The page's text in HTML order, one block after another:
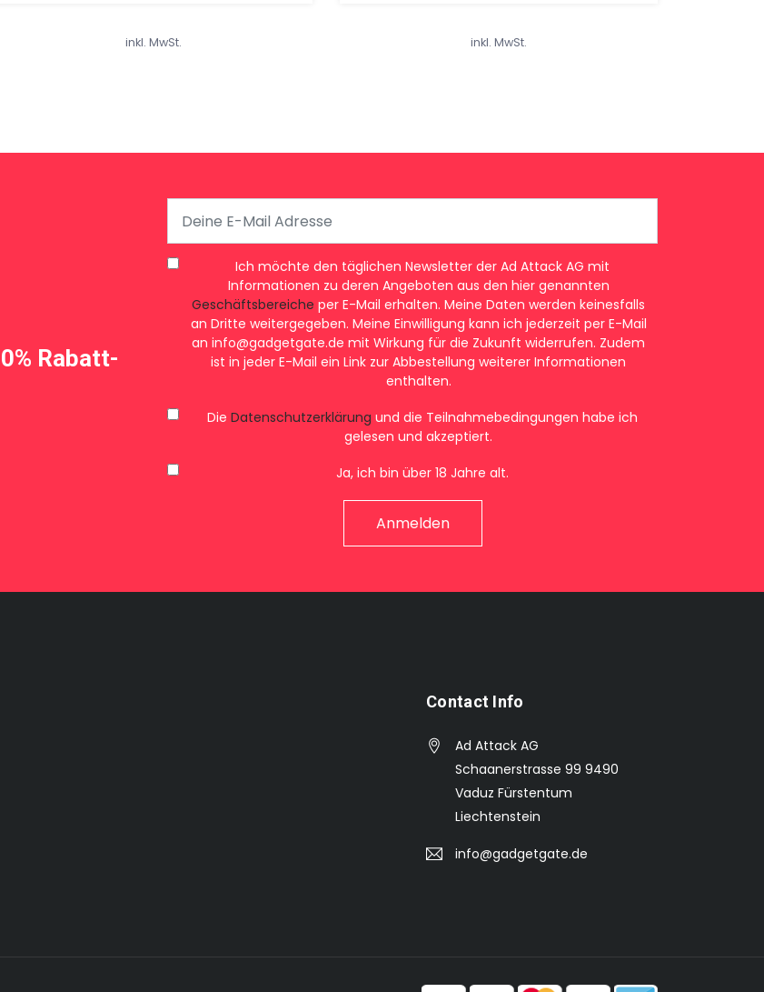
inkl. MwSt. inkl. MwSt.
Rabatt-
Ich möchte den täglichen Newsletter der Ad Attack AG mit
Informationen zu deren Angeboten aus den hier genannten
Geschäftsbereiche per E-Mail erhalten. Meine Daten werden keinesfalls
an Dritte weitergegeben. Meine Einwilligung kann ich jederzeit per E-Mail
an info@gadgetgate.de mit Wirkung für die Zukunft widerrufen. Zudem
ist in jeder E-Mail ein Link zur Abbestellung weiterer Informationen
enthalten.
Die Datenschutzerklärung und die Teilnahmebedingungen habe ich
gelesen und akzeptiert.
Ja, ich bin über 18 Jahre alt.
Contact Info
Ad Attack AG
Schaanerstrasse 99 9490
Vaduz Fürstentum
Liechtenstein
info@gadgetgate.de